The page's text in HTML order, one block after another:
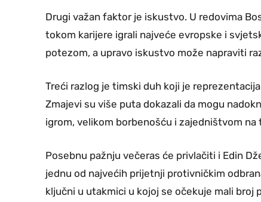
Drugi važan faktor je iskustvo. U redovima
tokom karijere igrali najveće evropske i
potezom, a upravo iskustvo može napraviti
Treći razlog je timski duh koji je
Zmajevi su više puta dokazali da mogu
igrom, velikom borbenošću i zajedništvom na
Posebnu pažnju večeras će privlačiti i Edin
jednu od najvećih prijetnji protivničkim
ključni u utakmici u kojoj se očekuje mali broj